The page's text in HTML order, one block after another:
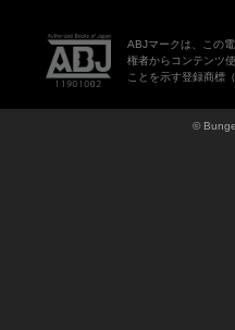
ABJマークは、この
権者からコンテンツ
ことを示す登録商標
©